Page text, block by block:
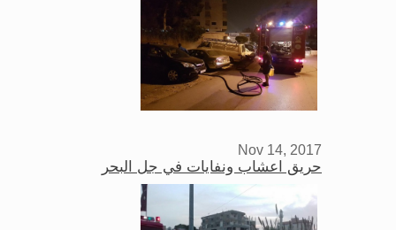
Nov 14, 2017
حريق اعشاب ونفايات في جل البحر